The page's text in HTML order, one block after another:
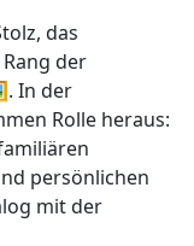
das
der
In der
Rolle heraus:
persönlichen
mit der